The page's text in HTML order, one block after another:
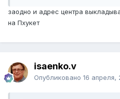
заодно и адрес центра
на Пхукет
isaenko.v
Опубликовано 16 апреля,